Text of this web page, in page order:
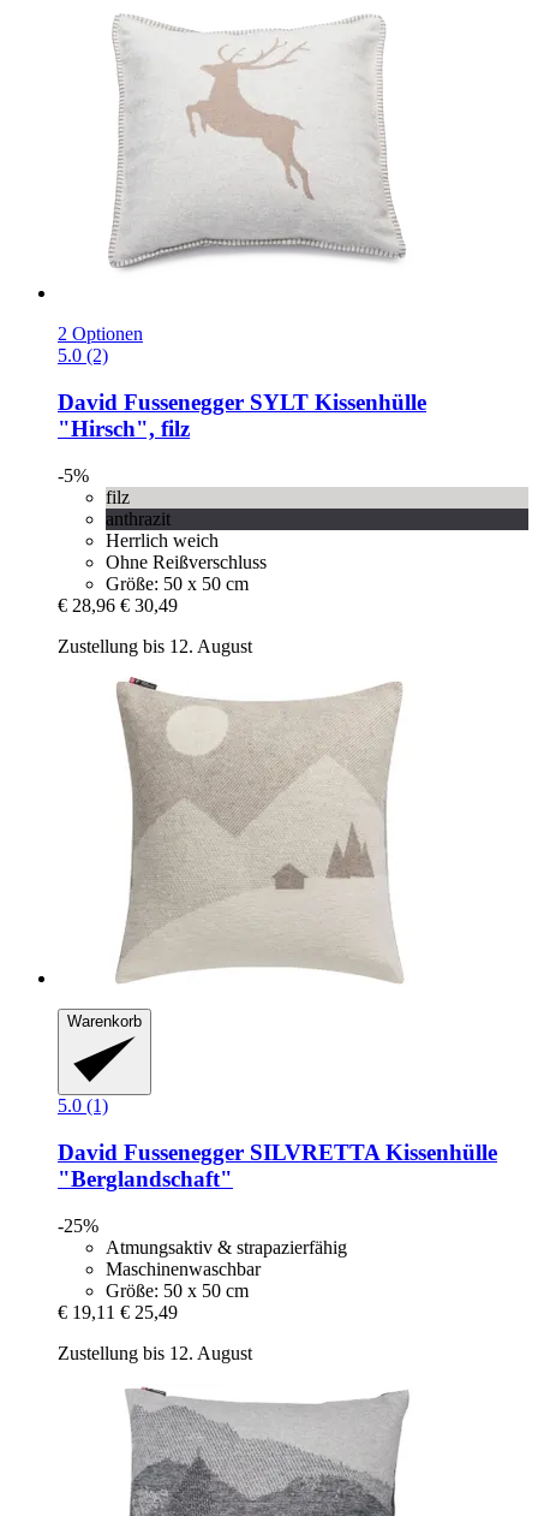
2 Optionen
5.0 (2)
David Fussenegger SYLT Kissenhülle
"Hirsch", filz
-5%
filz
anthrazit
Herrlich weich
Ohne Reißverschluss
Größe: 50 x 50 cm
€ 28,96 € 30,49
Zustellung bis 12. August
Warenkorb
5.0 (1)
David Fussenegger SILVRETTA Kissenhülle
"Berglandschaft"
-25%
Atmungsaktiv & strapazierfähig
Maschinenwaschbar
Größe: 50 x 50 cm
€ 19,11 € 25,49
Zustellung bis 12. August